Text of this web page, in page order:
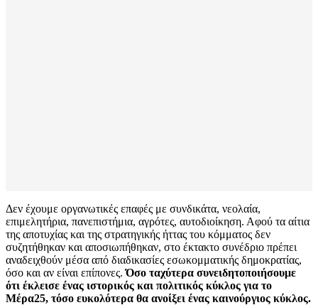
Δεν έχουμε οργανωτικές επαφές με συνδικάτα, νεολαία,
επιμελητήρια, πανεπιστήμια, αγρότες, αυτοδιοίκηση. Αφού τα αίτια
της αποτυχίας και της στρατηγικής ήττας του κόμματος δεν
συζητήθηκαν και αποσιωπήθηκαν, στο έκτακτο συνέδριο πρέπει
αναδειχθούν μέσα από διαδικασίες εσωκομματικής δημοκρατίας,
όσο και αν είναι επίπονες.Όσο ταχύτερα συνειδητοποιήσουμε
ότι έκλεισε ένας ιστορικός και πολιτικός κύκλος για το
Μέρα25, τόσο ευκολότερα θα ανοίξει ένας καινούργιος κύκλος.